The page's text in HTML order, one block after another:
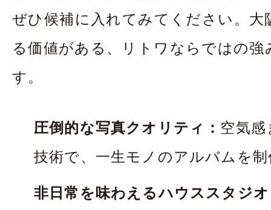
ぜひ候補に入れてみてください。大
る価値がある、リトワならではの
す。
圧倒的な写真クオリティ： 空気
技術で、一生モノのアルバムを
非日常を味わえるハウススタジ